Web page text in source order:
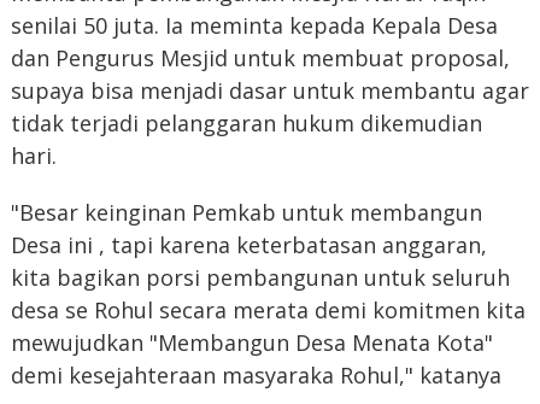
senilai 50 juta. Ia meminta kepada Kepala Desa
dan Pengurus Mesjid untuk membuat proposal,
supaya bisa menjadi dasar untuk membantu agar
tidak terjadi pelanggaran hukum dikemudian
hari.
"Besar keinginan Pemkab untuk membangun
Desa ini , tapi karena keterbatasan anggaran,
kita bagikan porsi pembangunan untuk seluruh
desa se Rohul secara merata demi komitmen kita
mewujudkan "Membangun Desa Menata Kota"
demi kesejahteraan masyaraka Rohul," katanya